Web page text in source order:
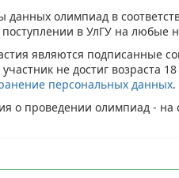
данных олимпиад в
в УлГУ на любые
являются подписанные
не достиг возраста 18
персональных данных.
о проведении олимпиад - на